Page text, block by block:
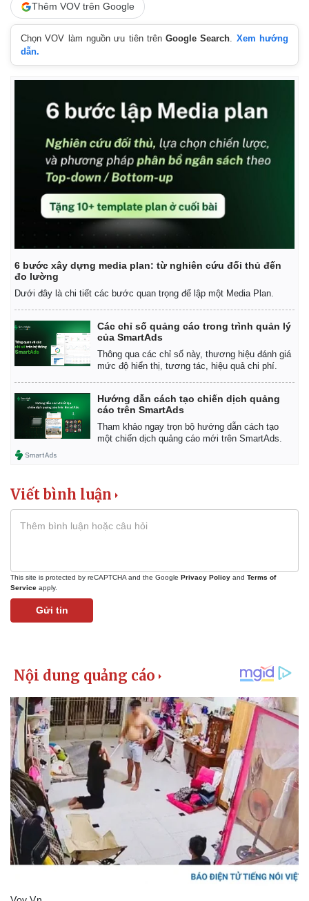
Kinh tế
Bất động sản
Khởi nghiệp
Thị trường
Giá vàng
Tiêu dùng
Chứng khoán
Giá cà phê
Pháp luật
Vụ án
Tư vấn luật
Quân sự - Quốc
Vũ khí
Việt Nam
Thêm VOV trên Google
Chọn VOV làm nguồn ưu tiên trênGoogle Search. Xem hướng
dẫn.
6 bước xây dựng media plan: từ nghiên cứu đối thủ đến
đo lường
Dưới đây là chi tiết các bước quan trọng để lập một Media Plan.
Các chỉ số quảng cáo trong trình quản lý
của SmartAds
Thông qua các chỉ số này, thương hiệu đánh giá
mức độ hiển thị, tương tác, hiệu quả chi phí.
Hướng dẫn cách tạo chiến dịch quảng
cáo trên SmartAds
Tham khảo ngay trọn bộ hướng dẫn cách tạo
một chiến dịch quảng cáo mới trên SmartAds.
Viết bình luận
This site is protected by reCAPTCHA and the Google Privacy Policy and Terms of
Service apply.
Gửi tin